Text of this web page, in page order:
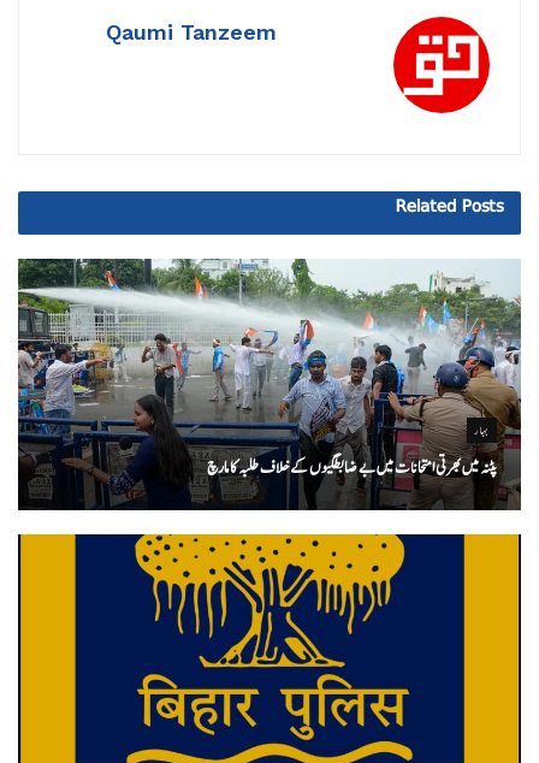
Qaumi Tanzeem
Related Posts
بہار
پٹنہ میں بھرتی امتحانات میں بے ضابطگیوں کے خلاف طلبہ کا مارچ